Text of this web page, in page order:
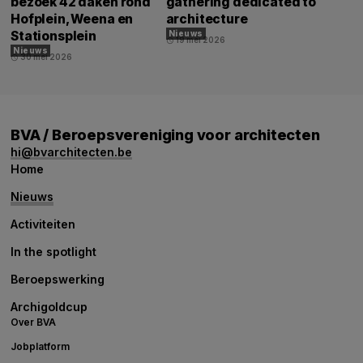
Hofplein, Weena en
Stationsplein
Nieuws
schedule30 mei 2026
architecture
Nieuws
schedule19 mei 2026
BVA / Beroepsvereniging voor architecten
hi@bvarchitecten.be
Home
Nieuws
Activiteiten
In the spotlight
Beroepswerking
Archigoldcup
Over BVA
Jobplatform